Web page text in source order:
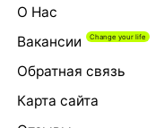
О Нас
Вакансии
Обратная связь
Карта сайта